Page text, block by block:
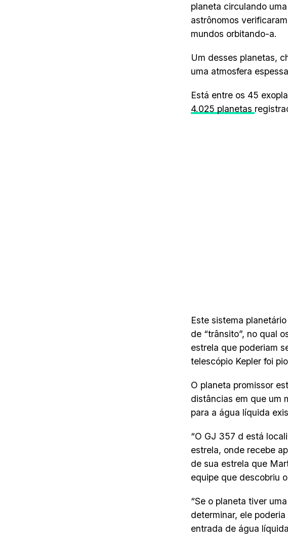
planeta circulando
astrônomos
mundos orbitando-a.
Um desses planetas,
uma atmosfera
Está entre os 45
4.025 planetas
Este sistema
de “trânsito”, no qual
estrela que poderiam
telescópio Kepler foi
O planeta promissor
distâncias em que um
para a água líquida
“O GJ 357 d está
estrela, onde recebe
de sua estrela que
equipe que descobriu
“Se o planeta tiver
determinar, ele
entrada de água